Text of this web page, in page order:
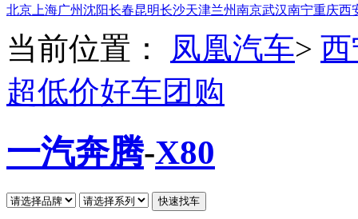
北京 上海广州沈阳长春昆明长沙天津兰州南京武汉南宁重庆西
当前位置： 凤凰汽车>
超低价好车团购
一汽奔腾-X80